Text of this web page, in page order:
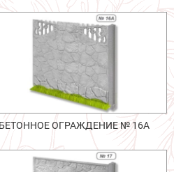
БЕТОННОЕ ОГРАЖДЕНИЕ № 16А